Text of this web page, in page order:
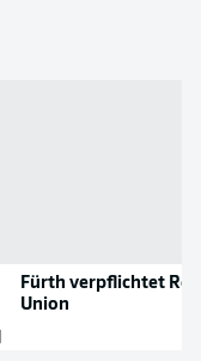
Fürth verpflichtet
Union